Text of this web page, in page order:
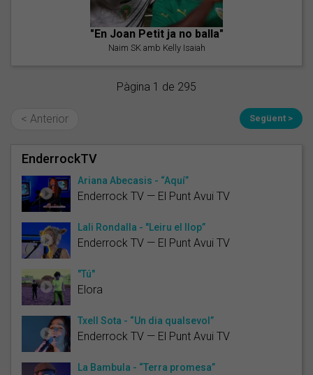
"En Joan Petit ja no balla"
Naim SK amb Kelly Isaiah
Pàgina 1 de 295
< Anterior Següent >
EnderrockTV
Ariana Abecasis - “Aquí”
Enderrock TV — El Punt Avui TV
Lali Rondalla - "Leiru el llop”
Enderrock TV — El Punt Avui TV
"Tú"
Elora
Txell Sota - “Un dia qualsevol”
Enderrock TV — El Punt Avui TV
La Bambula - “Terra promesa”